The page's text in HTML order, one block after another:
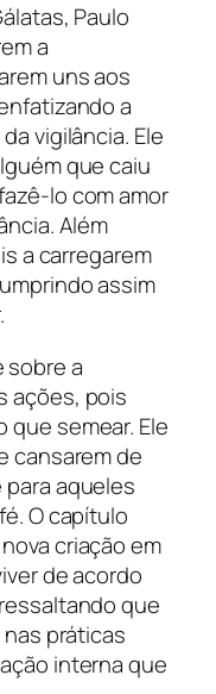
Paulo
a
uns aos
a
vigilância. Ele
que caiu
lo com amor
Além
a carregarem
assim
sobre a
ações, pois
que semear. Ele
cansarem de
aqueles
O capítulo
criação em
de acordo
que
práticas
interna que